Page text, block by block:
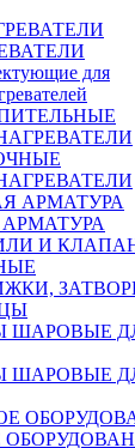
для
И
ШАРОВЫЕ
ШАРОВЫЕ